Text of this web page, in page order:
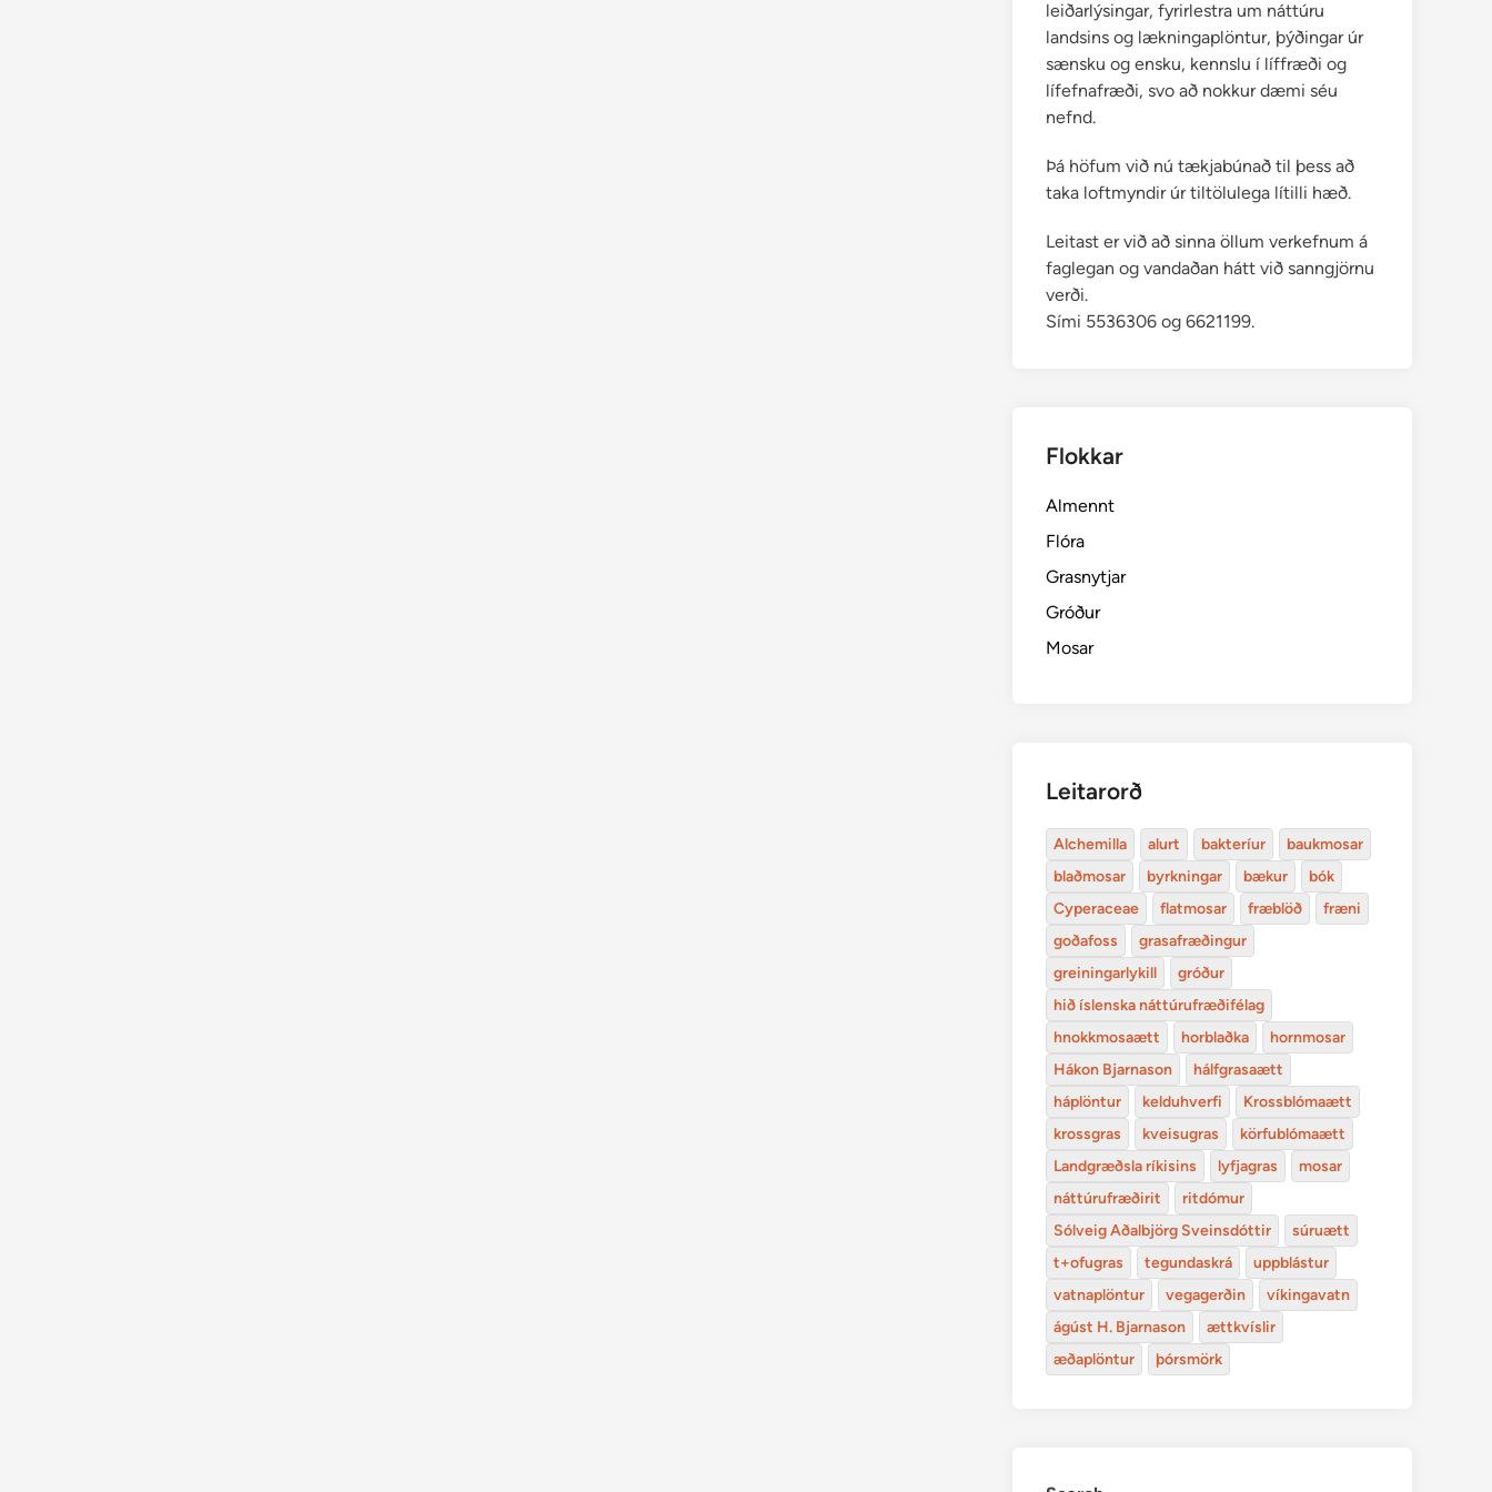
leiðarlýsingar, fyrirlestra um náttúru
landsins og lækningaplöntur, þýðingar úr
sænsku og ensku, kennslu í líffræði og
lífefnafræði, svo að nokkur dæmi séu
nefnd.
Þá höfum við nú tækjabúnað til þess að
taka loftmyndir úr tiltölulega lítilli hæð.
Leitast er við að sinna öllum verkefnum á
faglegan og vandaðan hátt við sanngjörnu
verði.
Sími 5536306 og 6621199.
Flokkar
Almennt
Flóra
Grasnytjar
Gróður
Mosar
Leitarorð
Alchemilla alurt bakteríur
baukmosar
blaðmosar
byrkningar bækur
bók
Cyperaceae
flatmosar fræblöð
fræni
goðafoss
grasafræðingur
greiningarlykill
gróður
hið íslenska náttúrufræðifélag
hnokkmosaætt
horblaðka
hornmosar
Hákon Bjarnason
hálfgrasaætt
háplöntur
kelduhverfi
Krossblómaætt
krossgras
kveisugras
körfublómaætt
Landgræðsla ríkisins
lyfjagras
mosar
náttúrufræðirit
ritdómur
Sólveig Aðalbjörg Sveinsdóttir
súruætt
t+ofugras
tegundaskrá
uppblástur
vatnaplöntur
vegagerðin
víkingavatn
ágúst H. Bjarnason
ættkvíslir
æðaplöntur
þórsmörk